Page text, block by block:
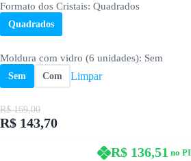
Formato dos Cristais: Quadrados
Quadrados
Moldura com vidro (6 unidades): Sem
Sem Com Limpar
R$169,00
O
R$ 143,70
O
R$ 136,51 no